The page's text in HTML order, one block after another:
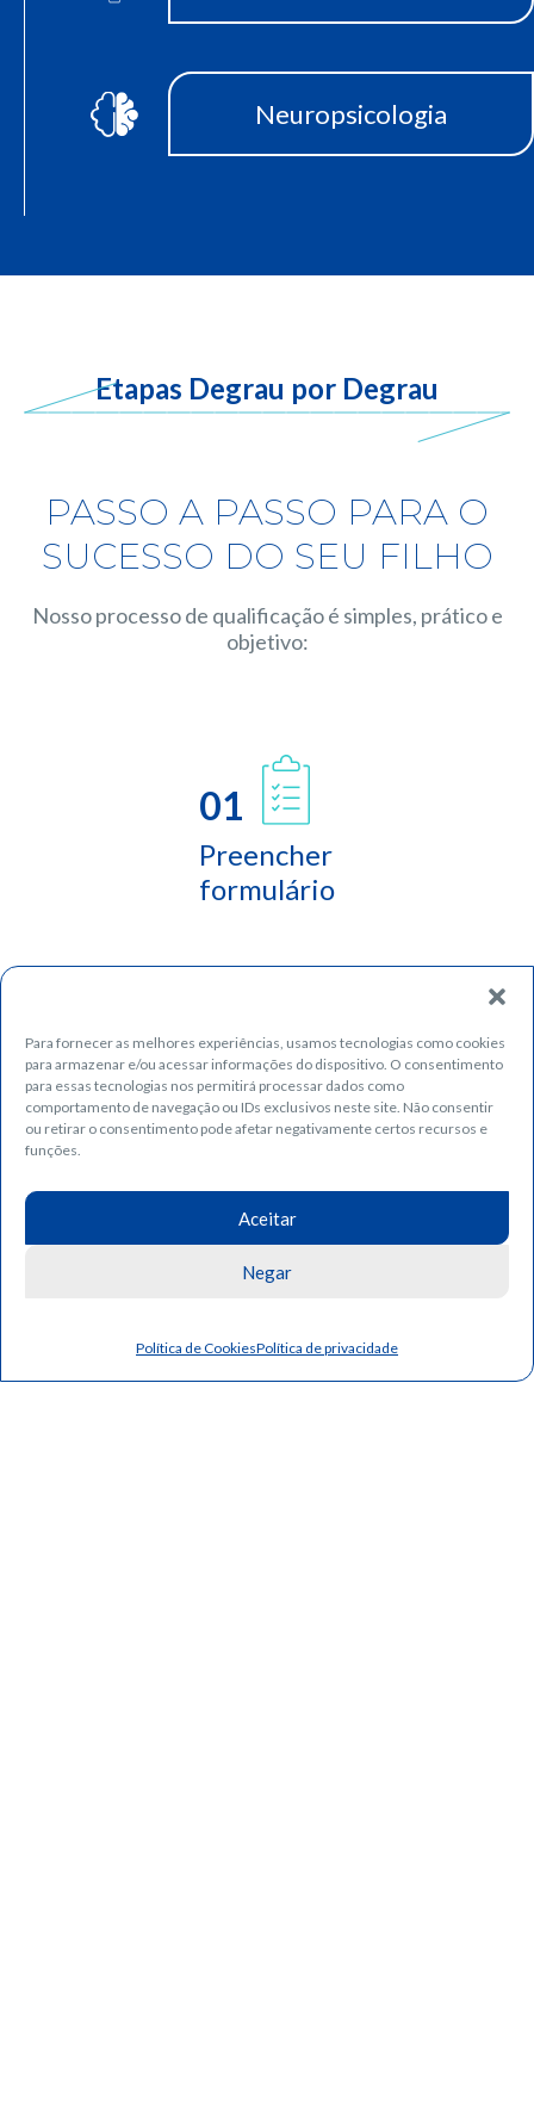
Para fornecer as melhores experiências, usamos tecnologias como cookies
para armazenar e/ou acessar informações do dispositivo. O consentimento
para essas tecnologias nos permitirá processar dados como
comportamento de navegação ou IDs exclusivos neste site. Não consentir
ou retirar o consentimento pode afetar negativamente certos recursos e
funções.
Aceitar
Negar
Política de CookiesPolítica de privacidade
Neuropsicologia
Etapas Degrau por Degrau
PASSO A PASSO PARA O
SUCESSO DO SEU FILHO
Nosso processo de qualificação é simples, prático e
objetivo:
01
Preencher
formulário
02
Contato com Especialista